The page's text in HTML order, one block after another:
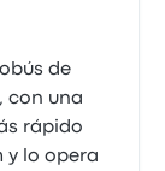
de
con una
rápido
y lo opera